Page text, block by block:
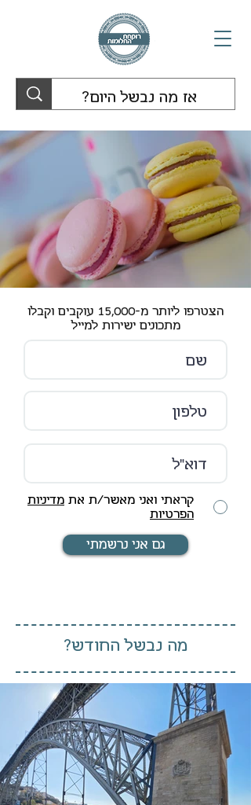
הצטרפו ליותר מ-15,000 עוקבים וקבלו
מתכונים ישירות למייל
קראתי ואני מאשר/ת את מדיניות
הפרטיות
גם אני נרשמתי
מה נבשל החודש?